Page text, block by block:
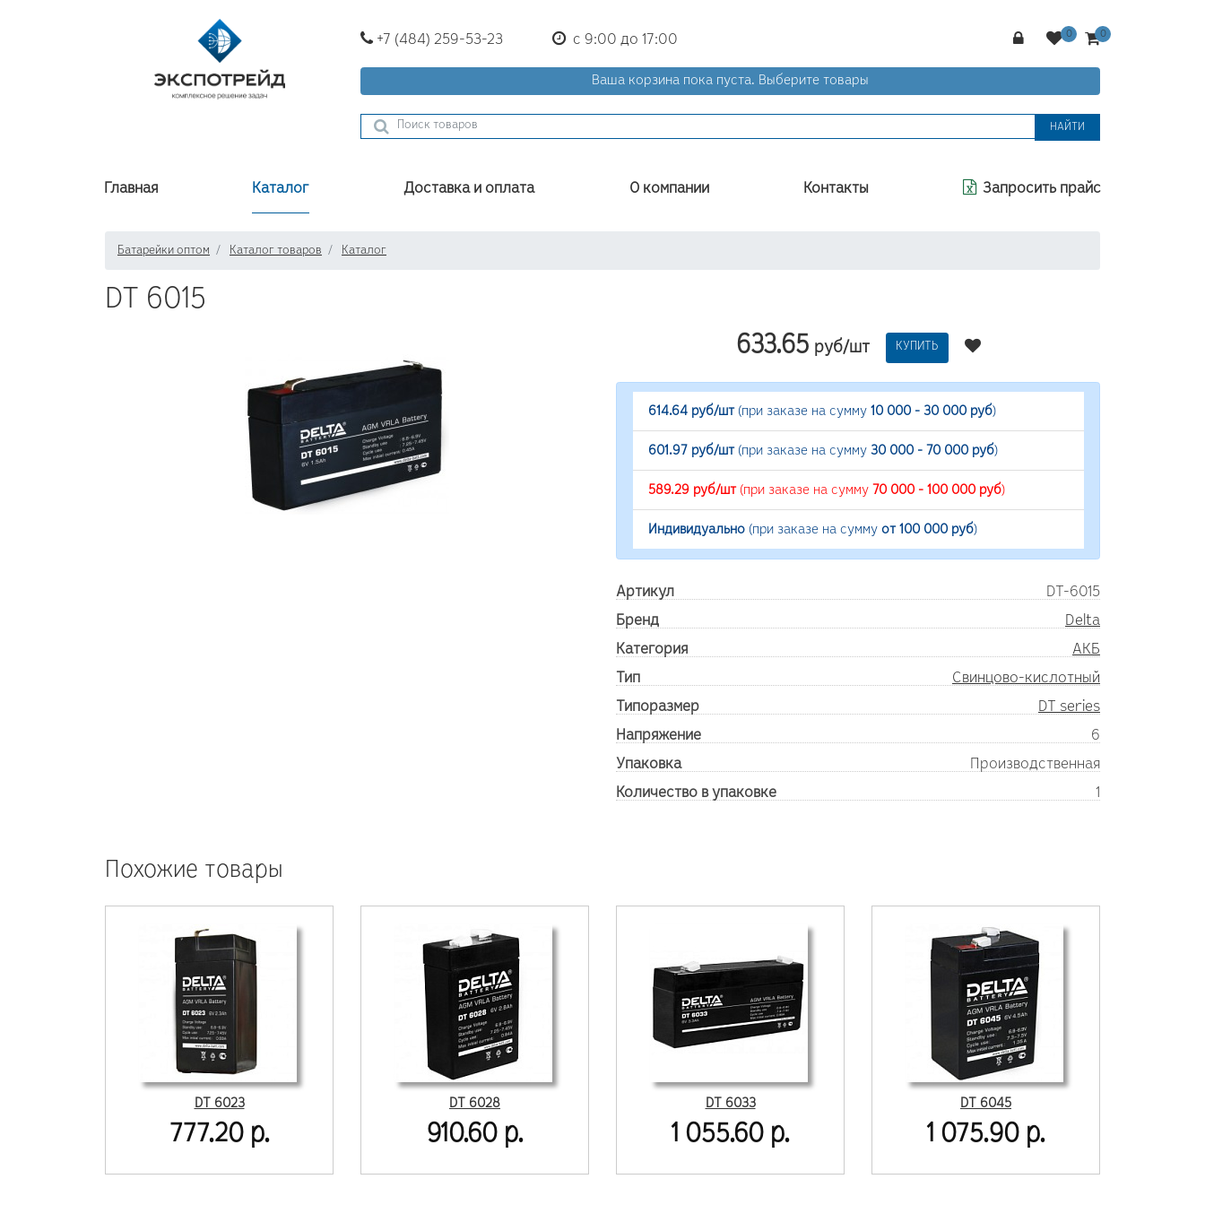
+7 (484) 259-53-23 с 9:00 до 17:00
Ваша корзина пока пуста. Выберите товары
НАЙТИ
Главная Каталог Доставка и оплата О компании Контакты Запросить прайс
Батарейки оптом Каталог товаров Каталог
DT 6015
633.65 руб/шт КУПИТЬ
614.64 руб/шт(при заказе на сумму 10 000 - 30 000 руб)
601.97 руб/шт(при заказе на сумму 30 000 - 70 000 руб)
589.29 руб/шт(при заказе на сумму 70 000 - 100 000 руб)
Индивидуально (при заказе на сумму от 100 000 руб)
Артикул
DT-6015
Бренд
Delta
Категория
АКБ
Тип
Свинцово-кислотный
Типоразмер
DT series
Напряжение
6
Упаковка
Производственная
Количество в упаковке
1
Похожие товары
DT 6023
777.20 р.
DT 6028
910.60 р.
DT 6033
1 055.60 р.
DT 6045
1 075.90 р.